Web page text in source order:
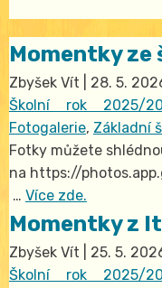
Momentky ze
Zbyšek Vít 28. 5.
Školní rok 2025/
Fotogalerie, Základní
Fotky můžete
na https://
… Více zde.
Momentky z
Zbyšek Vít 25. 5.
Školní rok 2025/